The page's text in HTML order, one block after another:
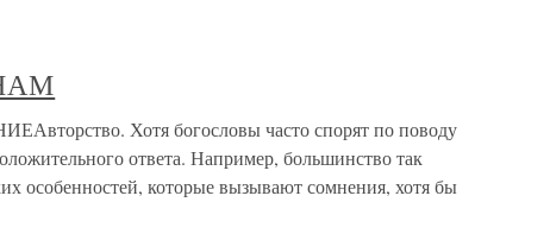
Хотя богословы часто спорят по поводу
ответа. Например, большинство так
особенностей, которые вызывают сомнения, хотя бы